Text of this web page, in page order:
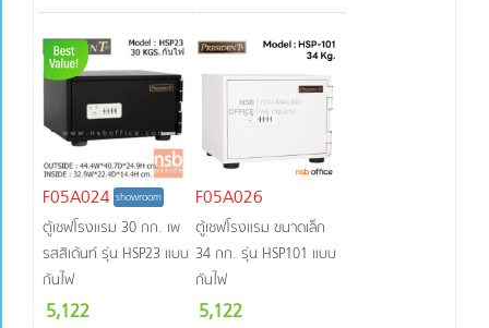
F05A024 showroom
ตู้เซฟโรงแรม 30 กก. เพ
รสสิเด้นท์ รุ่น HSP23 แบบ
กันไฟ
5,122
F05A026
ตู้เซฟโรงแรม ขนาดเล็ก
34 กก. รุ่น HSP101 แบบ
กันไฟ
5,122